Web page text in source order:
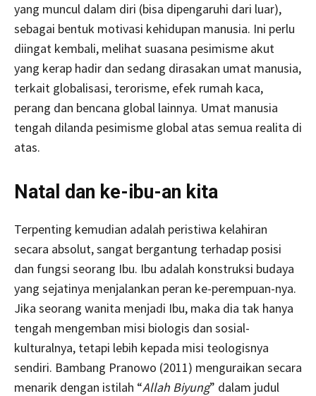
yang muncul dalam diri (bisa dipengaruhi dari luar),
sebagai bentuk motivasi kehidupan manusia. Ini perlu
diingat kembali, melihat suasana pesimisme akut
yang kerap hadir dan sedang dirasakan umat manusia,
terkait globalisasi, terorisme, efek rumah kaca,
perang dan bencana global lainnya. Umat manusia
tengah dilanda pesimisme global atas semua realita di
atas.
Natal dan ke-ibu-an kita
Terpenting kemudian adalah peristiwa kelahiran
secara absolut, sangat bergantung terhadap posisi
dan fungsi seorang Ibu. Ibu adalah konstruksi budaya
yang sejatinya menjalankan peran ke-perempuan-nya.
Jika seorang wanita menjadi Ibu, maka dia tak hanya
tengah mengemban misi biologis dan sosial-
kulturalnya, tetapi lebih kepada misi teologisnya
sendiri. Bambang Pranowo (2011) menguraikan secara
menarik dengan istilah “Allah Biyung” dalam judul